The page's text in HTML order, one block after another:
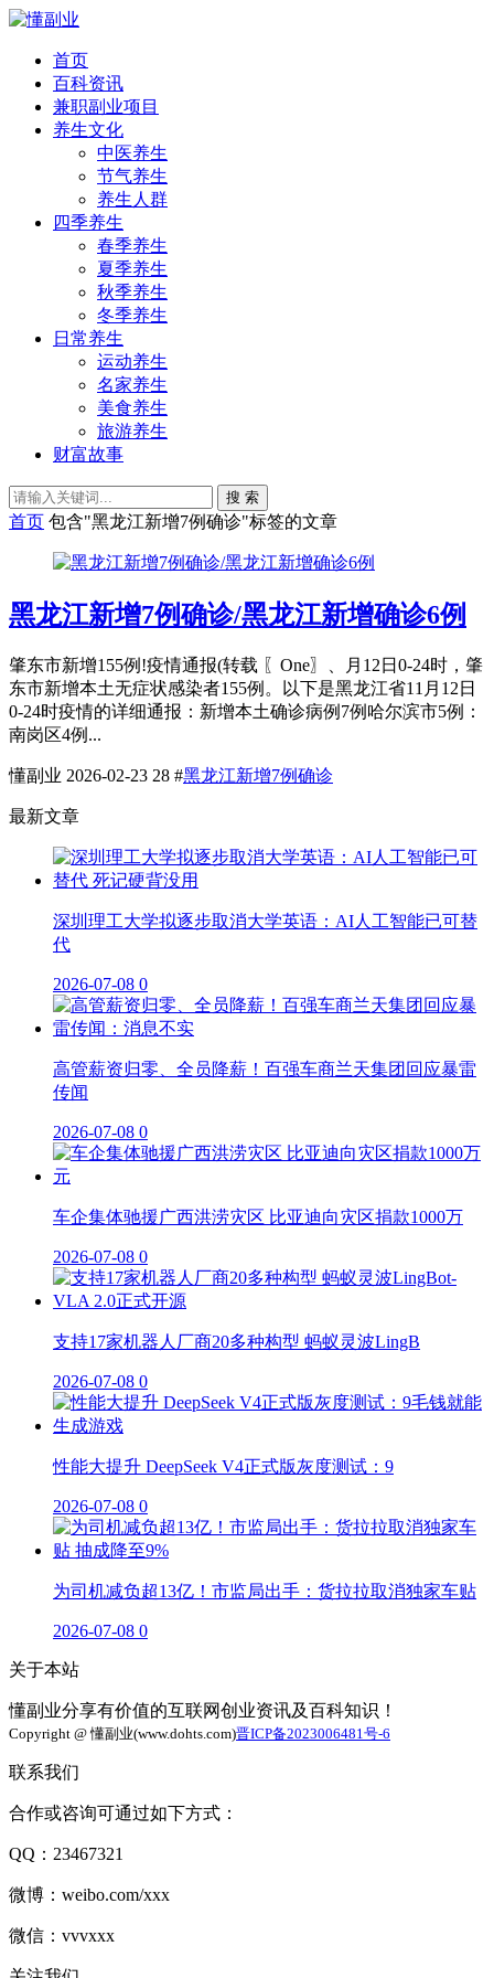
首页
百科资讯
兼职副业项目
养生文化
中医养生
节气养生
养生人群
四季养生
春季养生
夏季养生
秋季养生
冬季养生
日常养生
运动养生
名家养生
美食养生
旅游养生
财富故事
搜 索
首页 包含"黑龙江新增7例确诊"标签的文章
黑龙江新增7例确诊/黑龙江新增确诊6例
肇东市新增155例!疫情通报(转载 〖One〗、月12日0-24时，肇
东市新增本土无症状感染者155例。以下是黑龙江省11月12日
0-24时疫情的详细通报：新增本土确诊病例7例哈尔滨市5例：
南岗区4例...
懂副业 2026-02-23 28 #黑龙江新增7例确诊
最新文章
深圳理工大学拟逐步取消大学英语：AI人工智能已可替
代
2026-07-08 0
高管薪资归零、全员降薪！百强车商兰天集团回应暴雷
传闻
2026-07-08 0
车企集体驰援广西洪涝灾区 比亚迪向灾区捐款1000万
2026-07-08 0
支持17家机器人厂商20多种构型 蚂蚁灵波LingB
2026-07-08 0
性能大提升 DeepSeek V4正式版灰度测试：9
2026-07-08 0
为司机减负超13亿！市监局出手：货拉拉取消独家车贴
2026-07-08 0
关于本站
懂副业分享有价值的互联网创业资讯及百科知识！
Copyright @ 懂副业(www.dohts.com)晋ICP备2023006481号-6
联系我们
合作或咨询可通过如下方式：
QQ：23467321
微博：weibo.com/xxx
微信：vvvxxx